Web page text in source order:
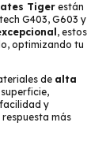
Tiger están
G403, G603 y
, estos
optimizando tu
de alta
y
más